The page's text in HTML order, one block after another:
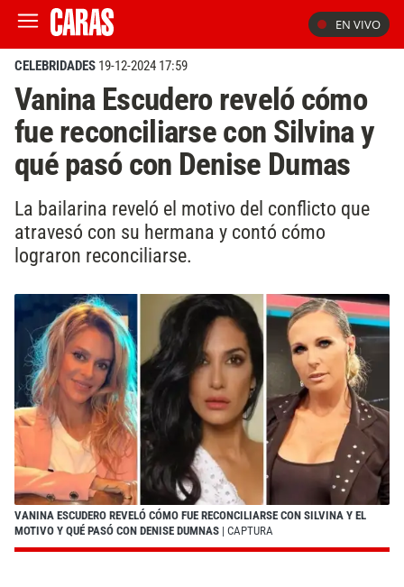
EN VIVO
CELEBRIDADES 19-12-2024 17:59
Vanina Escudero reveló cómo
fue reconciliarse con Silvina y
qué pasó con Denise Dumas
La bailarina reveló el motivo del conflicto que
atravesó con su hermana y contó cómo
lograron reconciliarse.
VANINA ESCUDERO REVELÓ CÓMO FUE RECONCILIARSE CON SILVINA Y EL
MOTIVO Y QUÉ PASÓ CON DENISE DUMNAS | CAPTURA